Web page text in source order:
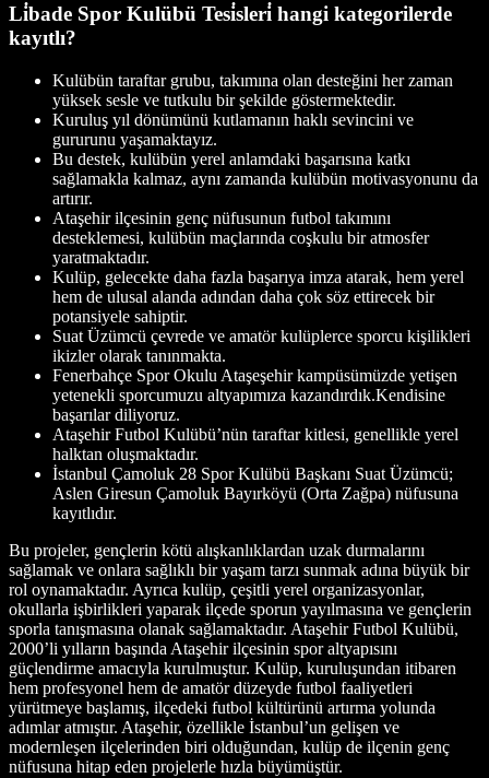
Li̇bade Spor Kulübü Tesi̇sleri̇ hangi kategorilerde
kayıtlı?
Kulübün taraftar grubu, takımına olan desteğini her zaman
yüksek sesle ve tutkulu bir şekilde göstermektedir.
Kuruluş yıl dönümünü kutlamanın haklı sevincini ve
gururunu yaşamaktayız.
Bu destek, kulübün yerel anlamdaki başarısına katkı
sağlamakla kalmaz, aynı zamanda kulübün motivasyonunu da
artırır.
Ataşehir ilçesinin genç nüfusunun futbol takımını
desteklemesi, kulübün maçlarında coşkulu bir atmosfer
yaratmaktadır.
Kulüp, gelecekte daha fazla başarıya imza atarak, hem yerel
hem de ulusal alanda adından daha çok söz ettirecek bir
potansiyele sahiptir.
Suat Üzümcü çevrede ve amatör kulüplerce sporcu kişilikleri
ikizler olarak tanınmakta.
Fenerbahçe Spor Okulu Ataşeşehir kampüsümüzde yetişen
yetenekli sporcumuzu altyapımıza kazandırdık.Kendisine
başarılar diliyoruz.
Ataşehir Futbol Kulübü’nün taraftar kitlesi, genellikle yerel
halktan oluşmaktadır.
İstanbul Çamoluk 28 Spor Kulübü Başkanı Suat Üzümcü;
Aslen Giresun Çamoluk Bayırköyü (Orta Zağpa) nüfusuna
kayıtlıdır.
Bu projeler, gençlerin kötü alışkanlıklardan uzak durmalarını
sağlamak ve onlara sağlıklı bir yaşam tarzı sunmak adına büyük bir
rol oynamaktadır. Ayrıca kulüp, çeşitli yerel organizasyonlar,
okullarla işbirlikleri yaparak ilçede sporun yayılmasına ve gençlerin
sporla tanışmasına olanak sağlamaktadır. Ataşehir Futbol Kulübü,
2000’li yılların başında Ataşehir ilçesinin spor altyapısını
güçlendirme amacıyla kurulmuştur. Kulüp, kuruluşundan itibaren
hem profesyonel hem de amatör düzeyde futbol faaliyetleri
yürütmeye başlamış, ilçedeki futbol kültürünü artırma yolunda
adımlar atmıştır. Ataşehir, özellikle İstanbul’un gelişen ve
modernleşen ilçelerinden biri olduğundan, kulüp de ilçenin genç
nüfusuna hitap eden projelerle hızla büyümüştür.